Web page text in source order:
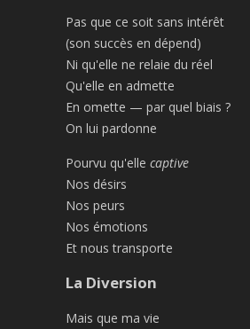
Pas que ce soit sans intérêt
(son succès en dépend)
Ni qu'elle ne relaie du réel
Qu'elle en admette
En omette — par quel biais ?
On lui pardonne
Pourvu qu'elle captive
Nos désirs
Nos peurs
Nos émotions
Et nous transporte
La Diversion
Mais que ma vie